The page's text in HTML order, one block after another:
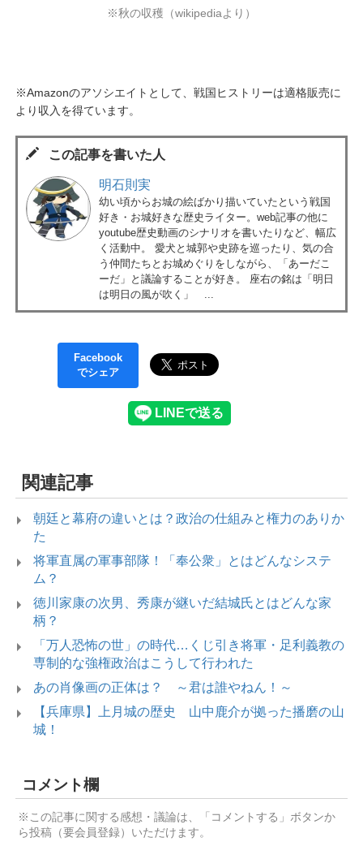
※秋の収穫（wikipediaより）
※Amazonのアソシエイトとして、戦国ヒストリーは適格販売に
より収入を得ています。
この記事を書いた人
明石則実
幼い頃からお城の絵ばかり描いていたという戦国
好き・お城好きな歴史ライター。web記事の他に
youtube歴史動画のシナリオを書いたりなど、幅広
く活動中。 愛犬と城郭や史跡を巡ったり、気の合
う仲間たちとお城めぐりをしながら、「あーだこ
ーだ」と議論することが好き。 座右の銘は「明日
は明日の風が吹く」 ...
Facebook
でシェア
関連記事
朝廷と幕府の違いとは？政治の仕組みと権力のありか
た
将軍直属の軍事部隊！「奉公衆」とはどんなシステ
ム？
徳川家康の次男、秀康が継いだ結城氏とはどんな家
柄？
「万人恐怖の世」の時代…くじ引き将軍・足利義教の
専制的な強権政治はこうして行われた
あの肖像画の正体は？ ～君は誰やねん！～
【兵庫県】上月城の歴史 山中鹿介が拠った播磨の山
城！
コメント欄
※この記事に関する感想・議論は、「コメントする」ボタンか
ら投稿（要会員登録）いただけます。